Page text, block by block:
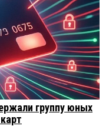
группу юных